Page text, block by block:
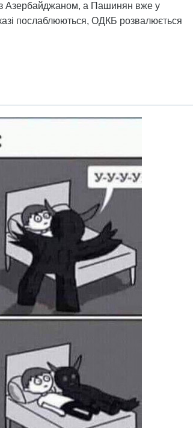
з Азербайджаном, а Пашинян вже у
послаблюються, ОДКБ розвалюється